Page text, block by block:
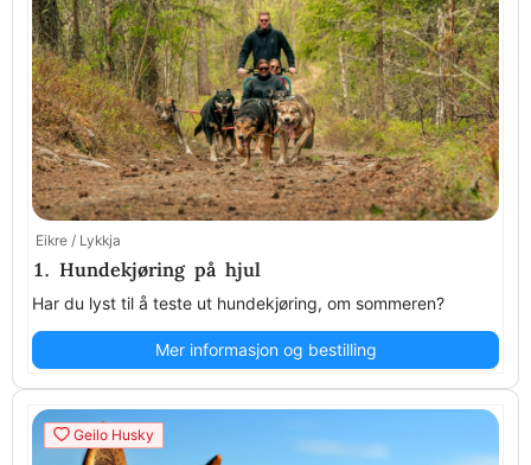
Eikre / Lykkja
1. Hundekjøring på hjul
Har du lyst til å teste ut hundekjøring, om sommeren?
Mer informasjon og bestilling
Geilo Husky